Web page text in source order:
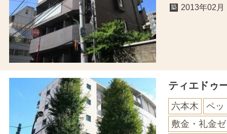
2013年02月
ティエドゥ
六本木
ペッ
敷金・礼金